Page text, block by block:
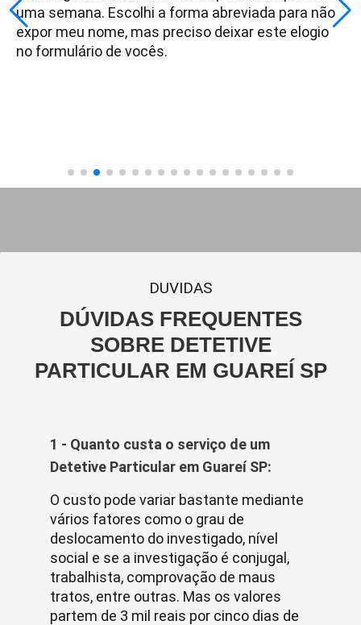
uma semana. Escolhi a forma abreviada para não
expor meu nome, mas preciso deixar este elogio
no formulário de vocês.
DUVIDAS
DÚVIDAS FREQUENTES
SOBRE DETETIVE
PARTICULAR EM GUAREÍ SP
1 - Quanto custa o serviço de um
Detetive Particular em Guareí SP:
O custo pode variar bastante mediante
vários fatores como o grau de
deslocamento do investigado, nível
social e se a investigação é conjugal,
trabalhista, comprovação de maus
tratos, entre outras. Mas os valores
partem de 3 mil reais por cinco dias de